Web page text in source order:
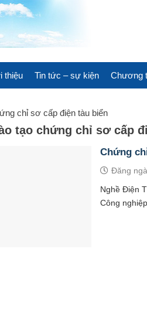
thiệu Tin tức – sự kiện Chương
chỉ sơ cấp điện tàu biển
tạo chứng chỉ sơ cấp
Chứng
Đăng
Nghề Điện
Công